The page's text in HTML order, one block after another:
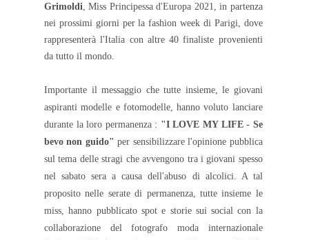
Grimoldi , Miss Principessa d'Europa 2021, in partenza
nei prossimi giorni per la fashion week di Parigi, dove
rappresenterà l'Italia con altre 40 finaliste provenienti
da tutto il mondo.
Importante il messaggio che tutte insieme, le giovani
aspiranti modelle e fotomodelle, hanno voluto lanciare
durante la loro permanenza : "I LOVE MY LIFE - Se
bevo non guido" per sensibilizzare l'opinione pubblica
sul tema delle stragi che avvengono tra i giovani spesso
nel sabato sera a causa dell'abuso di alcolici. A tal
proposito nelle serate di permanenza, tutte insieme le
miss, hanno pubblicato spot e storie sui social con la
collaborazione del fotografo moda internazionale